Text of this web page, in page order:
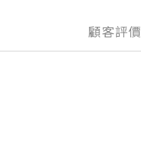
顧客評價